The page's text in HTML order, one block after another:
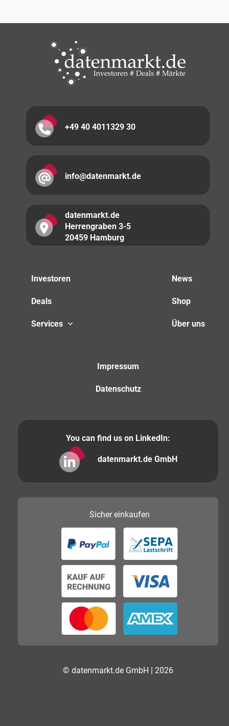
+49 40 4011329 30
info@datenmarkt.de
datenmarkt.de
Herrengraben 3-5
20459 Hamburg
Investoren
Deals
Services
News
Shop
Über uns
Impressum
Datenschutz
You can find us on LinkedIn:
datenmarkt.de GmbH
Sichereinkaufen
© datenmarkt.de GmbH | 2026